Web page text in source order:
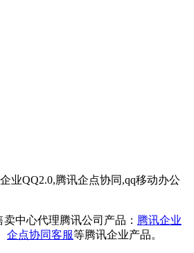
中心代理腾讯公司产品： 腾讯企业
企点协同客服等腾讯企业产品。